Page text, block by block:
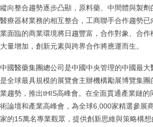
縱向整合趨勢逐步凸顯，原料藥、中間體與製
醫療器材業務的相互整合，工商聯手合作趨勢
業面臨的商業環境將日趨豐富，合作對象、合
大量增加，創新元素與跨界合作將應運而生。
中國醫藥集團總公司是中國中央管理的中國最
是全球最具規模的展覽會主辦機構勵展博覽集
業趨勢，推出tHIS高峰會。在全面貫通產業鏈的
術論壇和產業高峰會，為全球6,000家精選參展
家的15萬名專業觀眾，提供創新思維與策略構